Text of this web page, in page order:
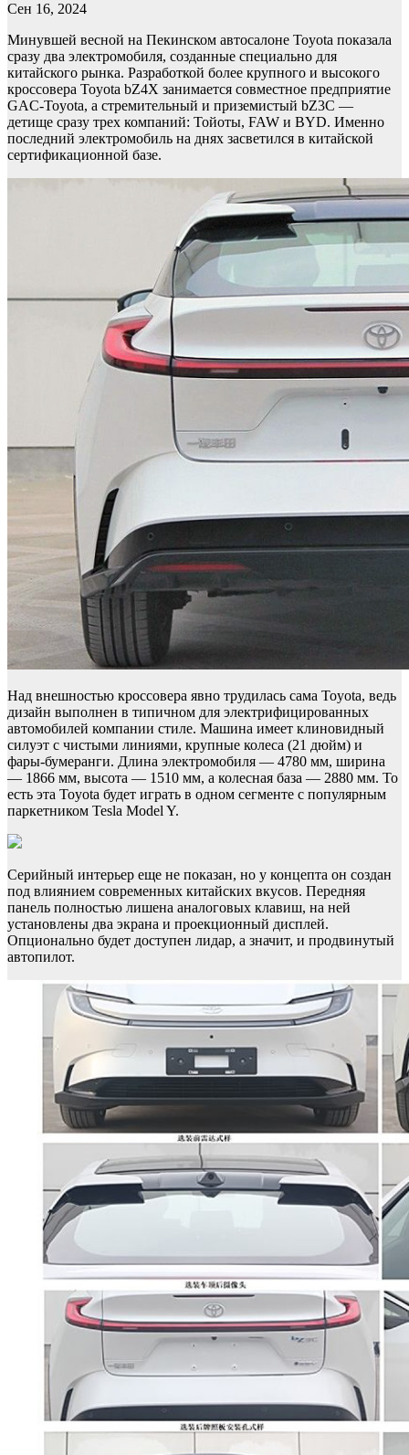
Сен 16, 2024
Минувшей весной на Пекинском автосалоне Toyota показала
сразу два электромобиля, созданные специально для
китайского рынка. Разработкой более крупного и высокого
кроссовера Toyota bZ4X занимается совместное предприятие
GAC-Toyota, а стремительный и приземистый bZ3C —
детище сразу трех компаний: Тойоты, FAW и BYD. Именно
последний электромобиль на днях засветился в китайской
сертификационной базе.
Над внешностью кроссовера явно трудилась сама Toyota, ведь
дизайн выполнен в типичном для электрифицированных
автомобилей компании стиле. Машина имеет клиновидный
силуэт с чистыми линиями, крупные колеса (21 дюйм) и
фары-бумеранги. Длина электромобиля — 4780 мм, ширина
— 1866 мм, высота — 1510 мм, а колесная база — 2880 мм. То
есть эта Toyota будет играть в одном сегменте с популярным
паркетником Tesla Model Y.
Серийный интерьер еще не показан, но у концепта он создан
под влиянием современных китайских вкусов. Передняя
панель полностью лишена аналоговых клавиш, на ней
установлены два экрана и проекционный дисплей.
Опционально будет доступен лидар, а значит, и продвинутый
автопилот.